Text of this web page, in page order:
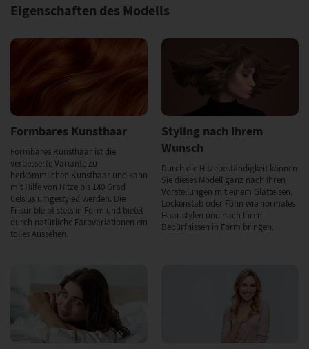
Eigenschaften des Modells
Formbares Kunsthaar
Formbares Kunsthaar ist die
verbesserte Variante zu
herkömmlichen Kunsthaar und kann
mit Hilfe von Hitze bis 140 Grad
Celsius umgestyled werden. Die
Frisur bleibt stets in Form und bietet
durch natürliche Farbvariationen ein
tolles Aussehen.
Styling nach Ihrem
Wunsch
Durch die Hitzebeständigkeit können
Sie dieses Modell ganz nach Ihren
Vorstellungen mit einem Glätteisen,
Lockenstab oder Föhn wie normales
Haar stylen und nach Ihren
Bedürfnissen in Form bringen.